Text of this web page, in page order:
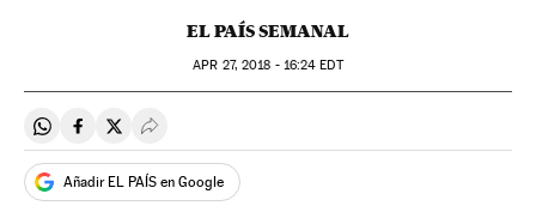
EL PAÍS SEMANAL
APR 27, 2018 - 16:24 EDT
Compartir en Whatsapp
Compartir en Facebook
Compartir en Twitter
Desplegar Redes Sociales
Añadir EL PAÍS en Google